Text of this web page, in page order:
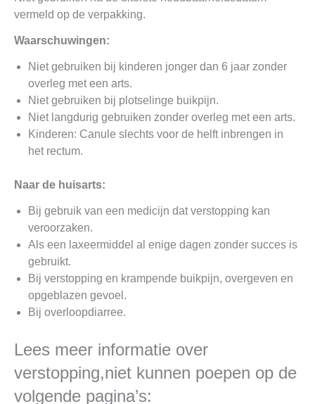
vermeld op de verpakking.
Waarschuwingen:
Niet gebruiken bij kinderen jonger dan 6 jaar zonder
overleg met een arts.
Niet gebruiken bij plotselinge buikpijn.
Niet langdurig gebruiken zonder overleg met een arts.
Kinderen: Canule slechts voor de helft inbrengen in
het rectum.
Naar de huisarts:
Bij gebruik van een medicijn dat verstopping kan
veroorzaken.
Als een laxeermiddel al enige dagen zonder succes is
gebruikt.
Bij verstopping en krampende buikpijn, overgeven en
opgeblazen gevoel.
Bij overloopdiarree.
Lees meer informatie over
verstopping,niet kunnen poepen op de
volgende pagina’s: